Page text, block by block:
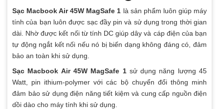
Sạc Macbook Air 45W MagSafe 1 là sản phẩm luôn giúp máy
tính của bạn luôn được sạc đầy pin và sử dụng trong thời gian
dài. Nhờ được kết nối từ tính DC giúp dây và cáp điện của bạn
tự động ngắt kết nối nếu nó bị biến dạng không đáng có, đảm
bảo an toàn khi sử dụng.
Sạc Macbook Air 45W MagSafe 1sử dụng năng lượng 45
Watt, pin ithium-polymer với các bộ chuyển đổi thông minh
đảm bảo sử dụng điện năng tiết kiệm và cung cấp nguồn điện
dồi dào cho máy tính khi sử dụng.